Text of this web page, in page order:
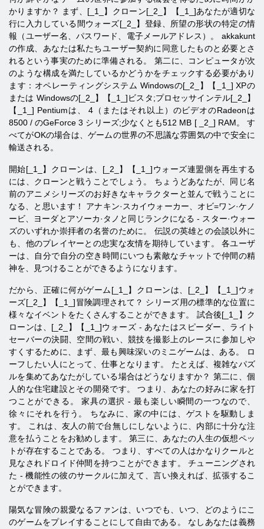
かりますか？ まず、[_1_】クローン[_2_】【_1_]あなたが適切な
行に入力している間ウォーズ[_2_】登録、所望の形状の特定の情
報（ユーザー名、パスワード、電子メールアドレス）。 akkakunt
の作成、あなたは私たちユーザー契約に同意したものと必要とさ
れるという事実のために準備される。 第二に、コンピュータが次
のような構成を満たしているかどうかをチェックする必要があり
ます：オペレーティングシステム Windowsの[_2_】【_1_] XPの
または Windowsの[_2_】【_1_]ビスタ;プロセッサインテル[_2_】
【_1_] Pentiumは、
4（またはそれ以上）のビデオのRadeonは
8500 /のGeForce3 シリーズ;少なくとも512 MB [ _2_] RAM。 す
べてがOKの場合は、ゲームの世界の不思議な雰囲気の中で安全に
輸送される。
開始[_1_】クローンは、[_2_】【_1_]ウォーズ連盟側を再生する
には、クローンと戦うことでしょう。 ちょうどあなたが、同じ名
前のアニメシリーズのお好きなキャラクターと並んで戦うことに
なる、と思います！ アナキン·スカイウォーカー、オビ=ワン·ケノ
ービ、ヨーダとアソーカ·タノと同じランクになる - スター·ウォー
ズのいずれか崇拝者の名誉のために。 伝説の英雄との会談以外に
も、他のプレイヤーとの忠実な友情を期待しています。 各ユーザ
ーは、自分で自分の空き時間にいつも素敵なチャットで仲間の精
神を、見つけることができるようになります。
だから、正確に何がゲーム[_1_】クローンは、[_2_】【_1_]ウォ
ーズ[_2_】【_1_]冒険調理されて？ シリーズ用の標準的な位置に
様々なイベントをたくさんすることができます。 試合後[_1_】ク
ローンは、[_2_】【_1_]ウォーズ - あなたはスピーダー、ライト
セーバーの決闘、空間の戦い、競技を撮影上のレースに参加しや
すくするために、まず、最も興味深いのミニゲームは、ある。 ロ
ーフしたい人にとって、仕事となります。 たとえば、複雑なパズ
ルを集めてあなたがしている場合はどうなりますか？ 第二に、個
人的な住宅建設とその開発です。 つまり、あなたの好みに家を打
つことができる。 家具の選択 - 最も楽しい瞬間の一つなので、
徐々にそれを行う。 ちなみに、家の中には、ゲストを駆動しま
す。 これは、友人の前で台無しにしないように、内部に十分な注
意を払うことをお勧めします。 第三に、あなたの人生の仮想ペッ
トが存在することである。 つまり、すべての人はかなりクールと
見なされドロイド仲間を持つことができます。 チューニングされ
た - 機能性の彼のサークルに加えて、言い換えれば、拡張するこ
とができます。
陽気な冒険の親愛なるファンは、いつでも、いつ、どのようにこ
のゲームをプレイすることにして自由である。 なしあなたは義務